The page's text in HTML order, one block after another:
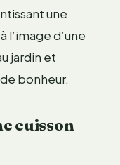
une
l’image d’une
jardin et
bonheur.
cuisson